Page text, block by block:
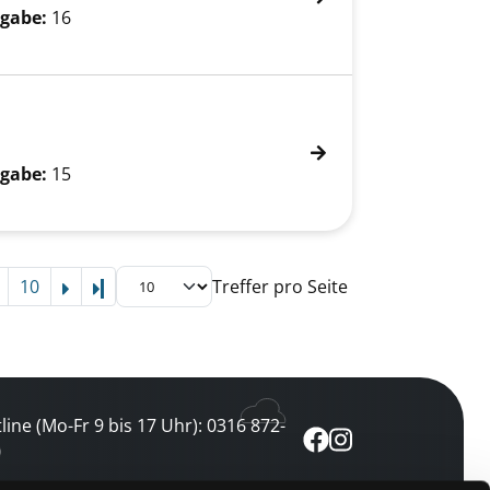
16
15
10 Letzte Seite Treffer pro Seite
(Mo-Fr 9 bis 17 Uhr): 0316 872-